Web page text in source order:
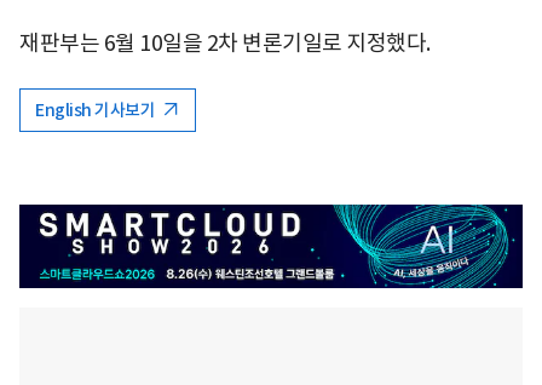
재판부는 6월 10일을 2차 변론기일로 지정했다.
English 기사보기